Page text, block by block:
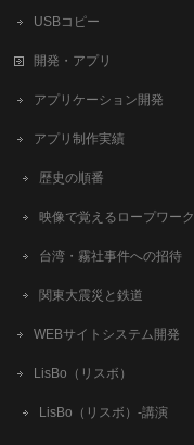
USBコピー
開発・アプリ
アプリケーション開発
アプリ制作実績
歴史の順番
映像で覚えるロープワーク
台湾・霧社事件への招待
関東大震災と鉄道
WEBサイトシステム開発
LisBo（リスボ）
LisBo（リスボ）-講演